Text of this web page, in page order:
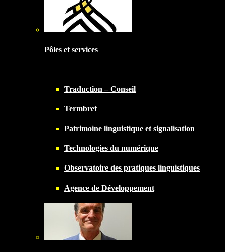
Pôles et services
Traduction – Conseil
Termbret
Patrimoine linguistique et signalisation
Technologies du numérique
Observatoire des pratiques linguistiques
Agence de Développement